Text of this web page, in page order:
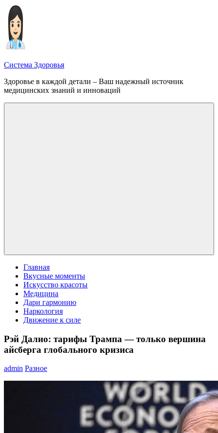
Перейти
содержимому
Система Здоровья
Здоровье в каждой детали – Ваш надежный источник
медицинских знаний и инноваций
Главная
Вкусные моменты
Искусство красоты
Медицина
Дари гармонию
Наркология
Движение к силе
Рэй Далио: тарифы Трампа — только вершина
айсберга глобального кризиса
admin Разное